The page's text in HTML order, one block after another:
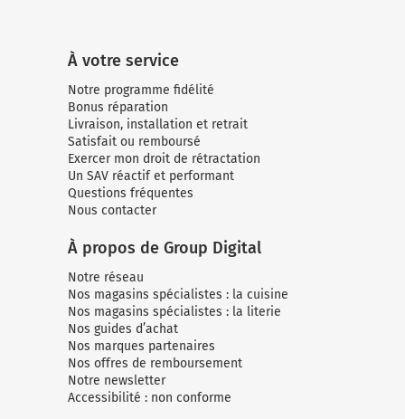
À votre service
Notre programme fidélité
Bonus réparation
Livraison, installation et retrait
Satisfait ou remboursé
Exercer mon droit de rétractation
Un SAV réactif et performant
Questions fréquentes
Nous contacter
À propos de Group Digital
Notre réseau
Nos magasins spécialistes : la cuisine
Nos magasins spécialistes : la literie
Nos guides d’achat
Nos marques partenaires
Nos offres de remboursement
Notre newsletter
Accessibilité : non conforme